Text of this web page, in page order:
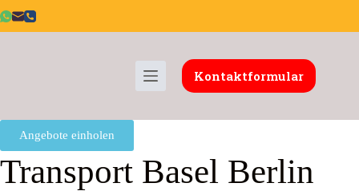
Kontaktformular
Angebote einholen
Transport Basel Berlin